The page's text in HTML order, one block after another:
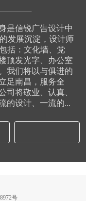
是信锐广告设计中
发展沉淀，设计师
括：文化墙、党
顶发光字、办公室
我们将以与俱进的
足南昌，服务全
司将敬业、认真、
的设计、一流的...
号